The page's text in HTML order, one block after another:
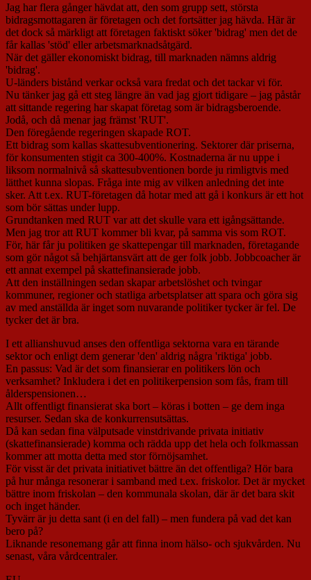
Jag har flera gånger hävdat att, den som grupp sett, största
bidragsmottagaren är företagen och det fortsätter jag hävda. Här är
det dock så märkligt att företagen faktiskt söker 'bidrag' men det de
får kallas 'stöd' eller arbetsmarknadsåtgärd.
När det gäller ekonomiskt bidrag, till marknaden nämns aldrig
'bidrag'.
U-länders bistånd verkar också vara fredat och det tackar vi för.
Nu tänker jag gå ett steg längre än vad jag gjort tidigare – jag påstår
att sittande regering har skapat företag som är bidragsberoende.
Jodå, och då menar jag främst 'RUT'.
Den föregående regeringen skapade ROT.
Ett bidrag som kallas skattesubventionering. Sektorer där priserna,
för konsumenten stigit ca 300-400%. Kostnaderna är nu uppe i
liksom normalnivå så skattesubventionen borde ju rimligtvis med
lätthet kunna slopas. Fråga inte mig av vilken anledning det inte
sker. Att t.ex. RUT-företagen då hotar med att gå i konkurs är ett hot
som bör sättas under lupp.
Grundtanken med RUT var att det skulle vara ett igångsättande.
Men jag tror att RUT kommer bli kvar, på samma vis som ROT.
För, här får ju politiken ge skattepengar till marknaden, företagande
som gör något så behjärtansvärt att de ger folk jobb. Jobbcoacher är
ett annat exempel på skattefinansierade jobb.
Att den inställningen sedan skapar arbetslöshet och tvingar
kommuner, regioner och statliga arbetsplatser att spara och göra sig
av med anställda är inget som nuvarande politiker tycker är fel. De
tycker det är bra.
I ett allianshuvud anses den offentliga sektorna vara en tärande
sektor och enligt dem generar 'den' aldrig några 'riktiga' jobb.
En passus: Vad är det som finansierar en politikers lön och
verksamhet? Inkludera i det en politikerpension som fås, fram till
ålderspensionen…
Allt offentligt finansierat ska bort – köras i botten – ge dem inga
resurser. Sedan ska de konkurrensutsättas.
Då kan sedan fina välputsade vinstdrivande privata initiativ
(skattefinansierade) komma och rädda upp det hela och folkmassan
kommer att motta detta med stor förnöjsamhet.
För visst är det privata initiativet bättre än det offentliga? Hör bara
på hur många resonerar i samband med t.ex. friskolor. Det är mycket
bättre inom friskolan – den kommunala skolan, där är det bara skit
och inget händer.
Tyvärr är ju detta sant (i en del fall) – men fundera på vad det kan
bero på?
Liknande resonemang går att finna inom hälso- och sjukvården. Nu
senast, våra vårdcentraler.